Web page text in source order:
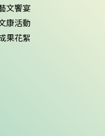
文饗宴
康活動
果花絮